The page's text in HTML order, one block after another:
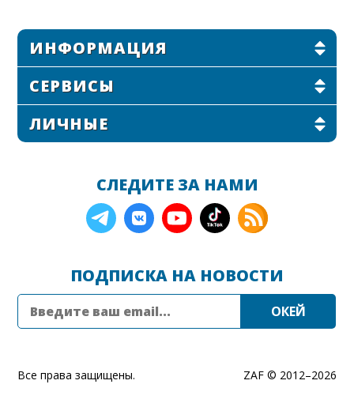
ИНФОРМАЦИЯ
СЕРВИСЫ
ЛИЧНЫЕ
СЛЕДИТЕ ЗА НАМИ
ПОДПИСКА НА НОВОСТИ
ZAF © 2012–2026
Все права защищены.